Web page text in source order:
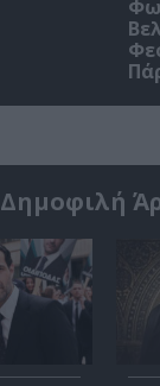
Δημοφιλή